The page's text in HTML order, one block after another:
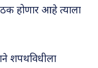
होणार आहे त्याला
शपथविधीला